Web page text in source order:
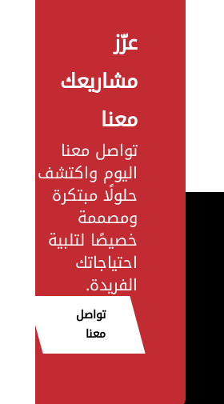
عزّز
مشاريعك
معنا
تواصل معنا
اليوم واكتشف
حلولًا مبتكرة
ومصممة
خصيصًا لتلبية
احتياجاتك
الفريدة.
تواصل
معنا